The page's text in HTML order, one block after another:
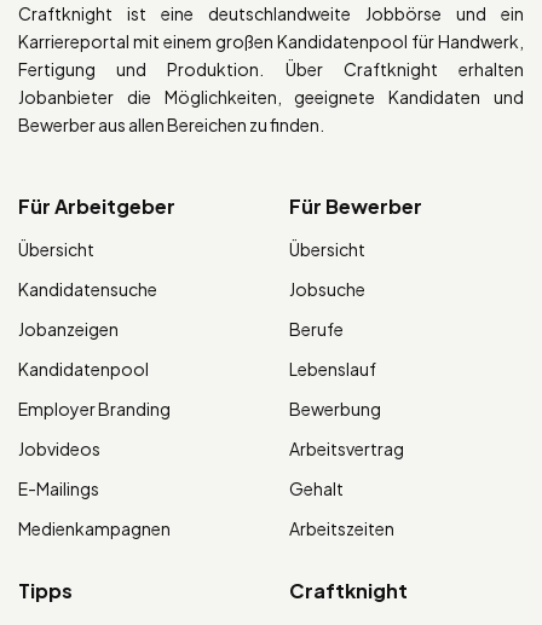
Craftknight ist eine deutschlandweite Jobbörse und ein
Karriereportal mit einem großen Kandidatenpool für Handwerk,
Fertigung und Produktion. Über Craftknight erhalten
Jobanbieter die Möglichkeiten, geeignete Kandidaten und
Bewerber aus allen Bereichen zu finden.
Für Arbeitgeber
Übersicht
Kandidatensuche
Jobanzeigen
Kandidatenpool
Employer Branding
Jobvideos
E-Mailings
Medienkampagnen
Für Bewerber
Übersicht
Jobsuche
Berufe
Lebenslauf
Bewerbung
Arbeitsvertrag
Gehalt
Arbeitszeiten
Tipps Craftknight